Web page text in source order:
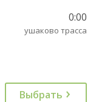
0:00
ушаково трасса
Выбрать